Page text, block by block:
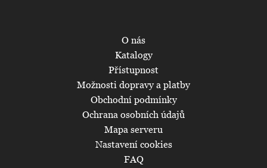
O nás
Katalogy
Přístupnost
Možnosti dopravy a platby
Obchodní podmínky
Ochrana osobních údajů
Mapa serveru
Nastavení cookies
FAQ